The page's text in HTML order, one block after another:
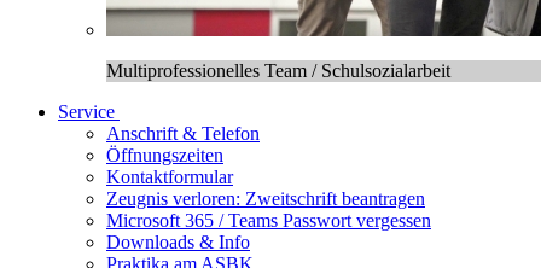
Multiprofessionelles Team / Schulsozialarbeit
Service
Anschrift & Telefon
Öffnungszeiten
Kontaktformular
Zeugnis verloren: Zweitschrift beantragen
Microsoft 365 / Teams Passwort vergessen
Downloads & Info
Praktika am ASBK